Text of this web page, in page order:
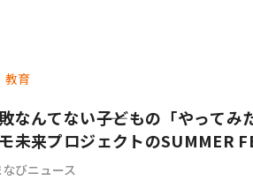
教育
なんてない――子どもの「やって
未来プロジェクトのSUMMER
なびニュース